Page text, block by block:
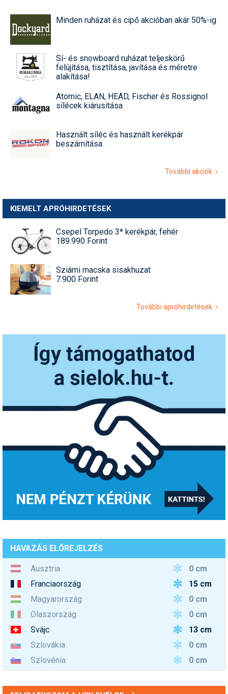
Minden ruházat és cipő akcióban akár 50%-ig
Sí- és snowboard ruházat teljeskörű
felújítása, tisztítása, javítása és méretre
alakítása!
Atomic, ELAN, HEAD, Fischer és Rossignol
sílécek kiárusítása
Használt síléc és használt kerékpár
beszámítása
További akciók
KIEMELT APRÓHIRDETÉSEK
Csepel Torpedo 3* kerékpár, fehér
189.990 Forint
Sziámi macska sisakhuzat
7.900 Forint
További apróhirdetések
HAVAZÁS ELŐREJELZÉS
Ausztria
0 cm
Franciaország
15 cm
Magyarország
0 cm
Olaszország
0 cm
Svájc
13 cm
Szlovákia
0 cm
Szlovénia
0 cm